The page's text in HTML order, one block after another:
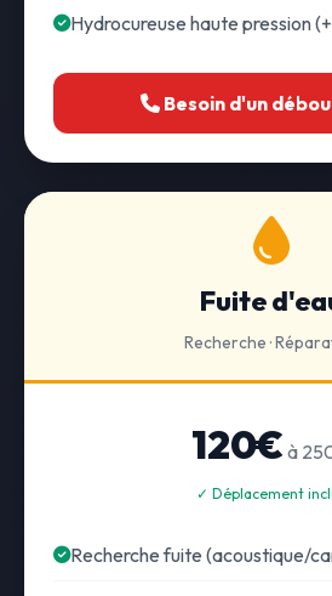
Hydrocureuse haute pression
Besoin d'un
Fuite
Recherche ·
120€ à
✓ Déplacement
Recherche fuite (acoustique/